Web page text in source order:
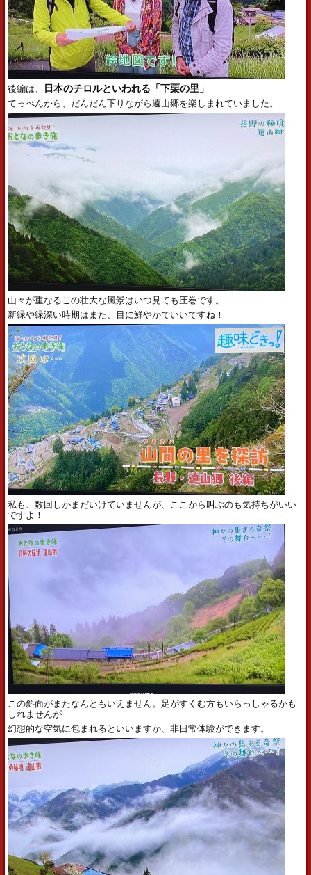
後編は、
日本のチロルといわれる「下栗の里」
てっぺんから、だんだん下りながら遠山郷を楽しまれていました。
山々が重なるこの壮大な風景はいつ見ても圧巻です。
新緑や緑深い時期はまた、目に鮮やかでいいですね！
私も、数回しかまだいけていませんが、ここから叫ぶのも気持ちがいい
ですよ！
この斜面がまたなんともいえません。足がすくむ方もいらっしゃるかも
しれませんが
幻想的な空気に包まれるといいますか、非日常体験ができます。